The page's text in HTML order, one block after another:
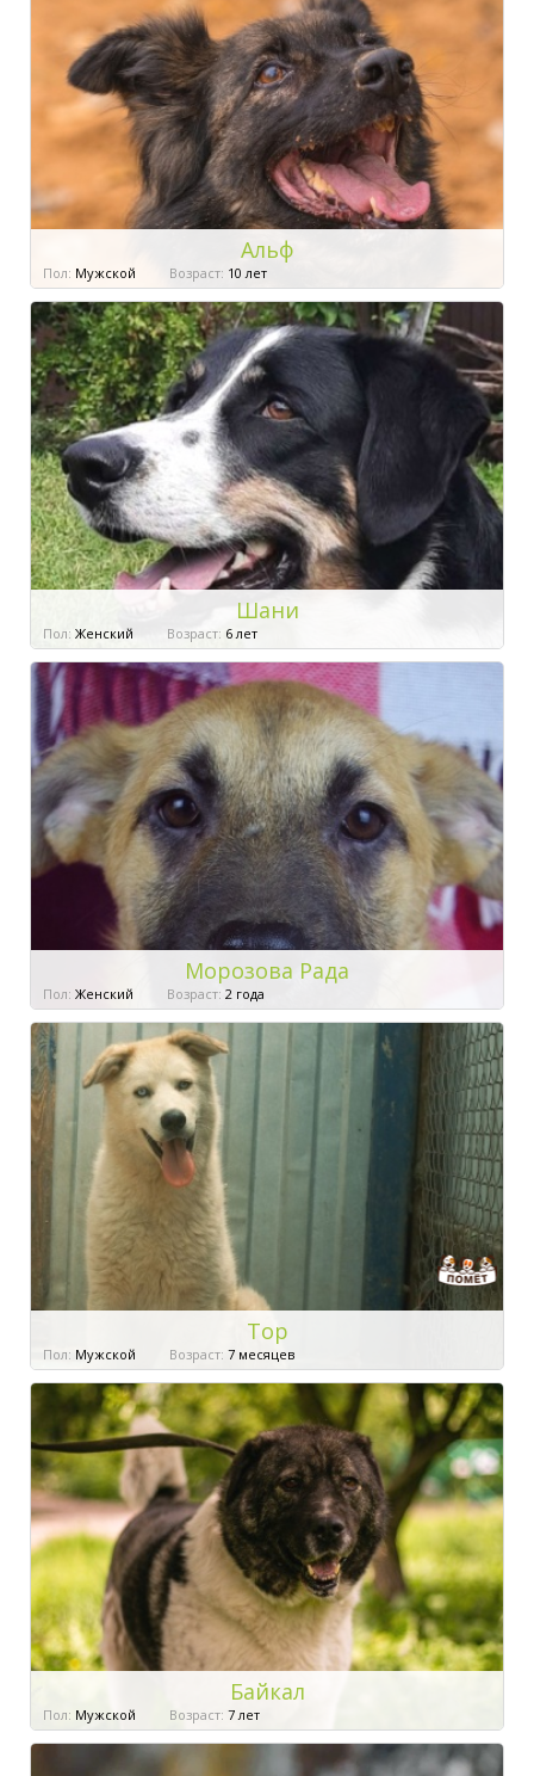
Альф
Пол: Мужской Возраст: 10 лет
Шани
Пол: Женский Возраст: 6 лет
Морозова Рада
Пол: Женский Возраст: 2 года
Тор
Пол: Мужской Возраст: 7 месяцев
Байкал
Пол: Мужской Возраст: 7 лет